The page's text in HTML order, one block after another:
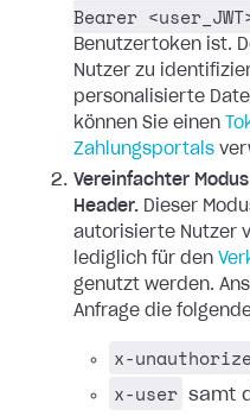
Bearer
Benutzertoken ist.
Nutzer zu
personalisierte
können Sie einen
Zahlungsportals
Vereinfachter
Header. Dieser
autorisierte Nutzer
lediglich für den
genutzt werden.
Anfrage die
x-
x-user samt